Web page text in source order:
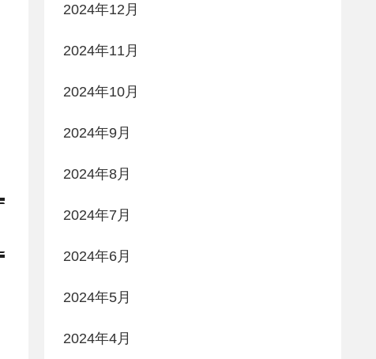
2024年12月
2024年11月
2024年10月
2024年9月
2024年8月
2024年7月
2024年6月
2024年5月
2024年4月